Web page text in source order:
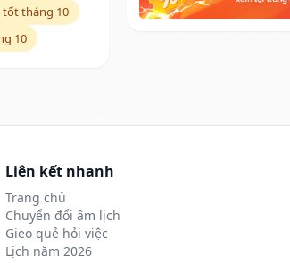
tốt tháng 10
10
Liên kết nhanh
Trang chủ
Chuyển đổi âm lịch
Gieo quẻ hỏi việc
Lịch năm 2026